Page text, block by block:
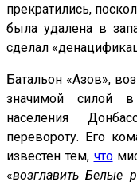
прекратились,
была удалена ​​в
сделал
Батальон «Азов»,
значимой силой в
населения
перевороту. Его
известен тем, что
«возглавить Белые